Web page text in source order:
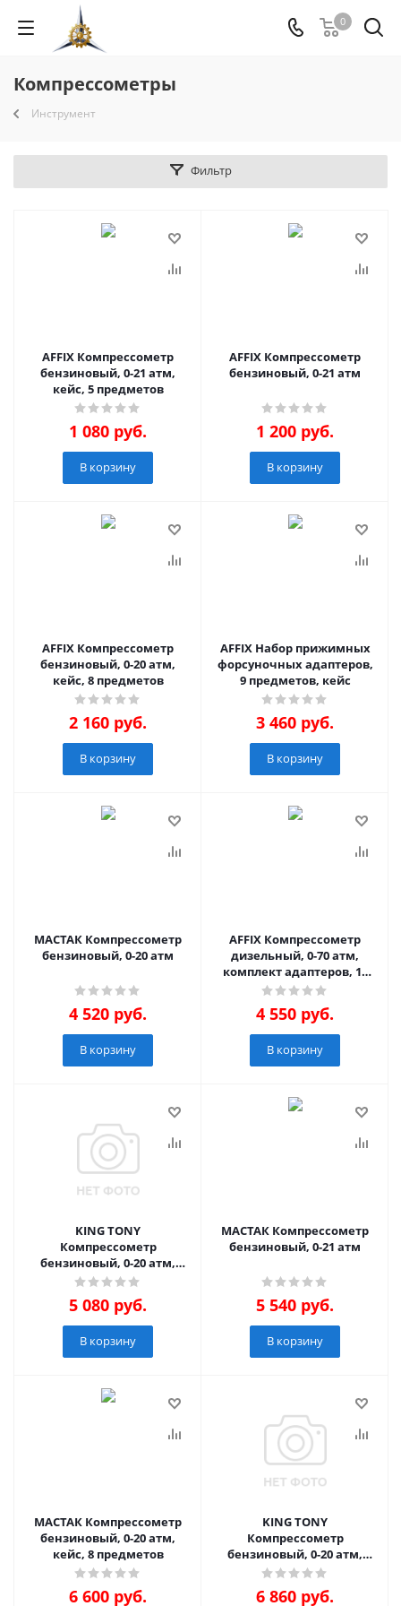
0
Компрессометры
Инструмент
Фильтр
AFFIX Компрессометр
бензиновый, 0-21 атм,
кейс, 5 предметов
1 080 руб.
В корзину
AFFIX Компрессометр
бензиновый, 0-21 атм
1 200 руб.
В корзину
AFFIX Компрессометр
бензиновый, 0-20 атм,
кейс, 8 предметов
2 160 руб.
В корзину
AFFIX Набор прижимных
форсуночных адаптеров,
9 предметов, кейс
3 460 руб.
В корзину
МАСТАК Компрессометр
бензиновый, 0-20 атм
4 520 руб.
В корзину
AFFIX Компрессометр
дизельный, 0-70 атм,
комплект адаптеров, 17
предметов
4 550 руб.
В корзину
KING TONY
Компрессометр
бензиновый, 0-20 атм,
кейс, 3 предмета
5 080 руб.
В корзину
МАСТАК Компрессометр
бензиновый, 0-21 атм
5 540 руб.
В корзину
МАСТАК Компрессометр
бензиновый, 0-20 атм,
кейс, 8 предметов
6 600 руб.
KING TONY
Компрессометр
бензиновый, 0-20 атм,
кейс, 8 предметов
6 860 руб.